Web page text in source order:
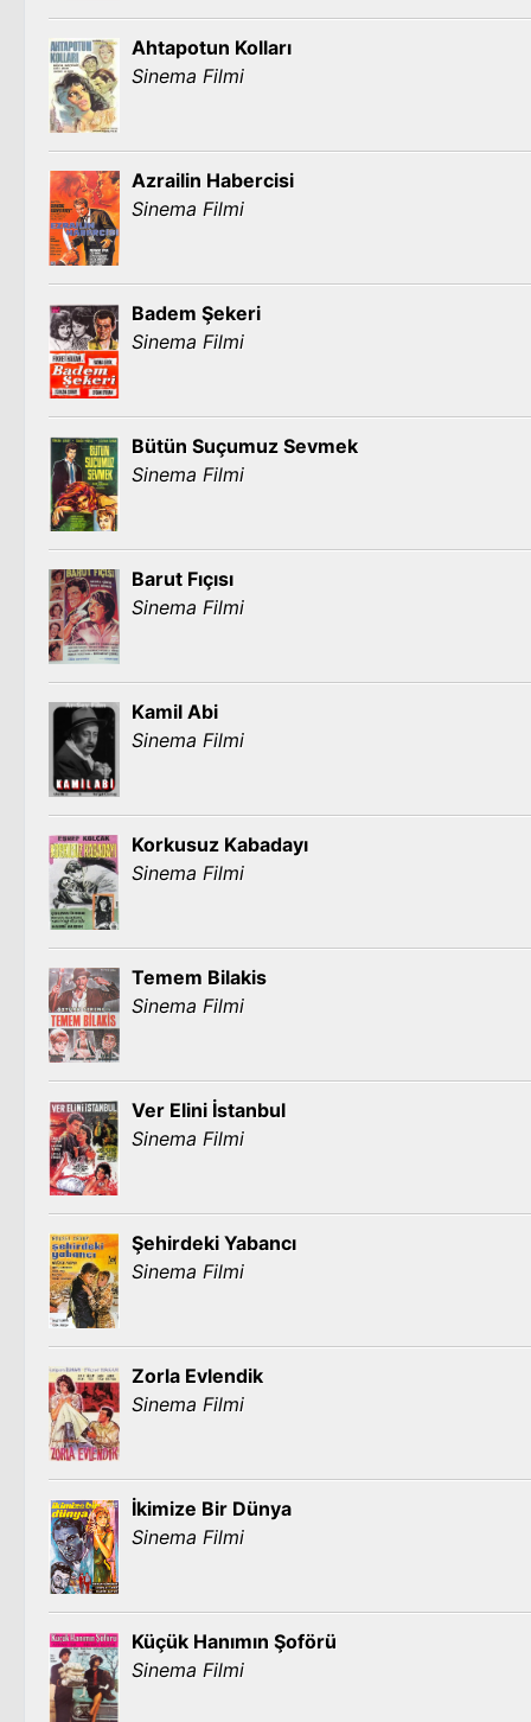
Ahtapotun Kolları
Sinema Filmi
Azrailin Habercisi
Sinema Filmi
Badem Şekeri
Sinema Filmi
Bütün Suçumuz Sevmek
Sinema Filmi
Barut Fıçısı
Sinema Filmi
Kamil Abi
Sinema Filmi
Korkusuz Kabadayı
Sinema Filmi
Temem Bilakis
Sinema Filmi
Ver Elini İstanbul
Sinema Filmi
Şehirdeki Yabancı
Sinema Filmi
Zorla Evlendik
Sinema Filmi
İkimize Bir Dünya
Sinema Filmi
Küçük Hanımın Şoförü
Sinema Filmi